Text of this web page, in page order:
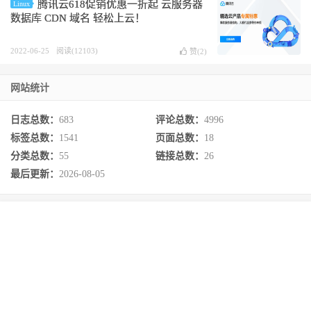
Linux
腾讯云618促销优惠一折起 云服务器
数据库 CDN 域名 轻松上云！
2022-06-25 阅读(12103) 赞(2)
网站统计
日志总数： 683 评论总数： 4996
标签总数： 1541 页面总数： 18
分类总数： 55 链接总数： 26
最后更新： 2026-08-05